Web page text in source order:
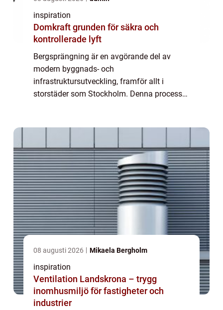
inspiration
Domkraft grunden för säkra och
kontrollerade lyft
Bergsprängning är en avgörande del av
modern byggnads- och
infrastruktursutveckling, framför allt i
storstäder som Stockholm. Denna process
08 augusti 2026 Mikaela Bergholm
inspiration
Ventilation Landskrona – trygg
inomhusmiljö för fastigheter och
industrier